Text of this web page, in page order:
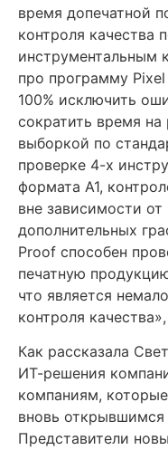
время допечатной
контроля качества
инструментальным
про программу
100% исключить
сократить время на
выборкой по
проверке 4-х
формата А1,
вне зависимости
дополнительных
Proof способен
печатную
что является
контроля
Как рассказала
ИТ-решения
компаниям,
вновь открывшимся
Представители